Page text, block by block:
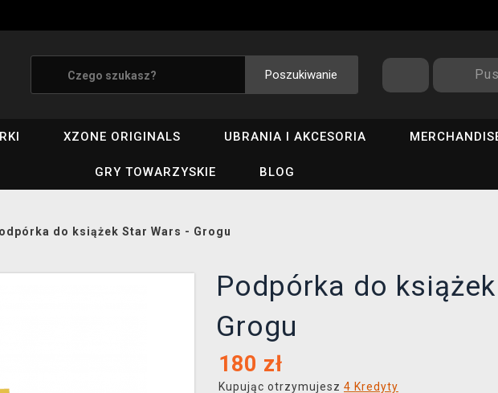
Poszukiwanie
XZONE ORIGINALS UBRANIA I AKCESORIA
GRY TOWARZYSKIE BLOG
do książek Star Wars - Grogu
Podpórka do
Grogu
180 zł
Kupując otrzymujesz 4 Kredyty